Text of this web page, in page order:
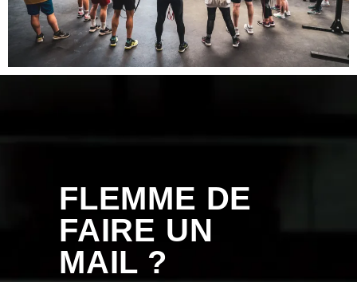
FLEMME DE
FAIRE UN
MAIL ?